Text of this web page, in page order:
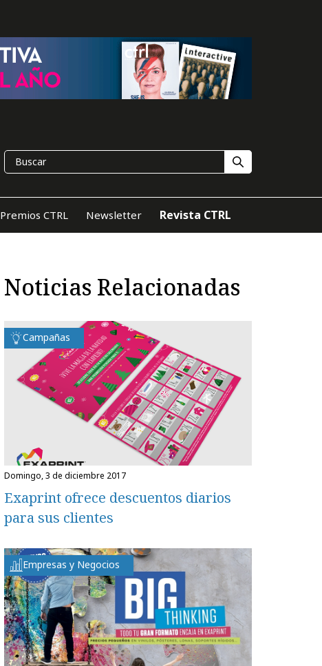
Premios CTRL Newsletter Revista CTRL
Noticias Relacionadas
Campañas
domingo, 3 de diciembre 2017
Exaprint ofrece descuentos diarios
para sus clientes
Empresas y Negocios